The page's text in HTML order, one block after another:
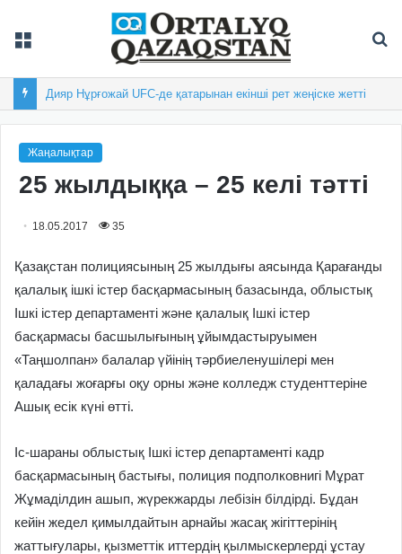
Дияр Нұрғожай UFC-де қатарынан екінші рет жеңіске жетті
Жаңалықтар
25 жылдыққа – 25 келі тәтті
18.05.2017 35
Қазақстан полициясының 25 жылдығы аясында Қарағанды
қалалық ішкі істер басқармасының базасында, облыстық
Ішкі істер департаменті және қалалық Ішкі істер
басқармасы басшылығының ұйымдастыруымен
«Таңшолпан» балалар үйінің тәрбиеленушілері мен
қаладағы жоғарғы оқу орны және колледж студенттеріне
Ашық есік күні өтті.
Іс-шараны облыстық Ішкі істер департаменті кадр
басқармасының бастығы, полиция подполковнигі Мұрат
Жұмаділдин ашып, жүрекжарды лебізін білдірді. Бұдан
кейін жедел қимылдайтын арнайы жасақ жігіттерінің
жаттығулары, қызметтік иттердің қылмыскерлерді ұстау